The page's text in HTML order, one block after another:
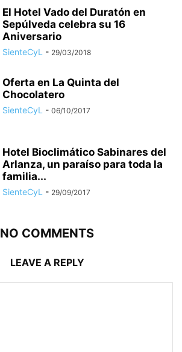
El Hotel Vado del Duratón en
Sepúlveda celebra su 16
Aniversario
SienteCyL - 29/03/2018
Oferta en La Quinta del
Chocolatero
SienteCyL - 06/10/2017
Hotel Bioclimático Sabinares del
Arlanza, un paraíso para toda la
familia...
SienteCyL - 29/09/2017
NO COMMENTS
LEAVE A REPLY